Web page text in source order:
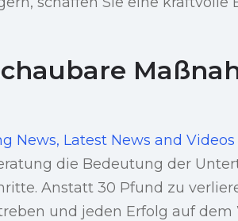
News, Latest News and Videos
die Bedeutung der
Anstatt 30 Pfund zu
und jeden Erfolg auf dem